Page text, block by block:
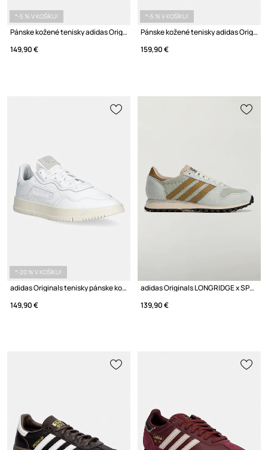
*-5 % V KOŠÍKU!
Pánske kožené tenisky adidas Originals x CLOT SAMBA BY EDISON CHEN
149,90 €
*-5 % V KOŠÍKU!
Pánske kožené tenisky adidas Originals x CLOT MUNDIAL BY EDISON CHEN
159,90 €
*-20 % V KOŠÍKU!
adidas Originals tenisky pánske kožené
149,90 €
adidas Originals LONGRIDGE x SPZL tenisky pánske
139,90 €